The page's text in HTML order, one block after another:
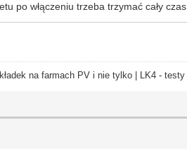
po włączeniu trzeba trzymać cały
na farmach PV i nie tylko | LK4 - testy